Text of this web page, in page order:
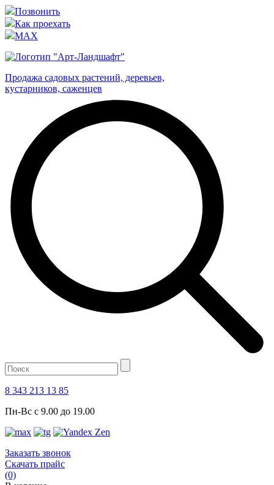
Позвонить
Как проехать
MAX
Продажа садовых растений, деревьев,
кустарников, саженцев
8 343 213 13 85
Пн-Вс с 9.00 до 19.00
Заказать звонок
Скачать прайс
(0)